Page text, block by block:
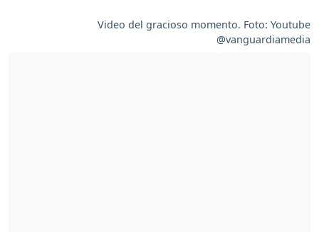
Video del gracioso momento. Foto: Youtube
@vanguardiamedia